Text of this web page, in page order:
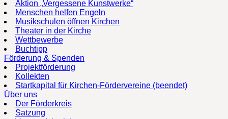
Aktion „Vergessene Kunstwerke“
Menschen helfen Engeln
Musikschulen öffnen Kirchen
Theater in der Kirche
Wettbewerbe
Buchtipp
Förderung & Spenden
Projektförderung
Kollekten
Startkapital für Kirchen-Fördervereine (beendet)
Über uns
Der Förderkreis
Satzung